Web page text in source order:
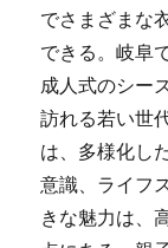
でさまざまな
できる。岐阜
成人式のシー
訪れる若い世
は、多様化し
意識、ライフ
きな魅力は、